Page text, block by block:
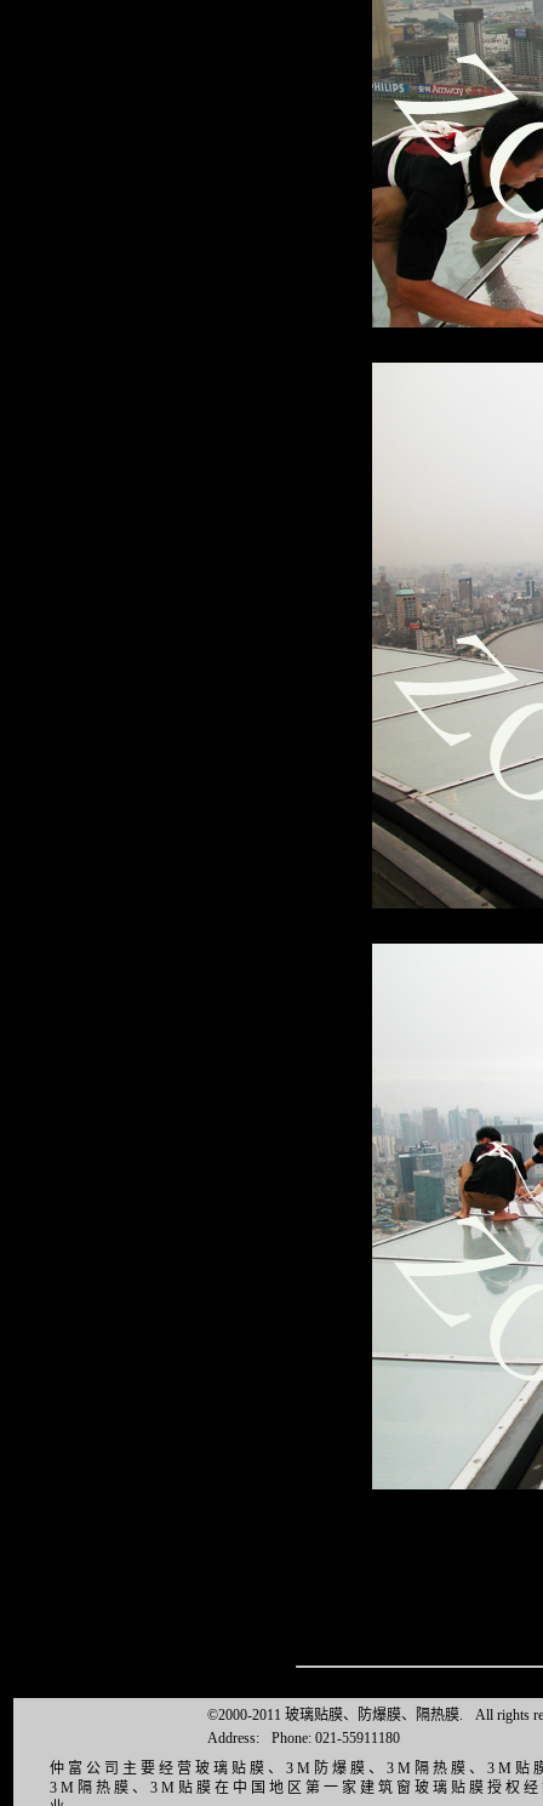
©2000-2011 玻璃贴膜、防爆膜、隔热膜.
All rights
Address:
Phone: 021-55911180
仲富公司主要经营玻璃贴膜、3M防爆膜、3M隔热膜、3M
3M隔热膜、3M贴膜在中国地区第一家建筑窗玻璃贴膜授权